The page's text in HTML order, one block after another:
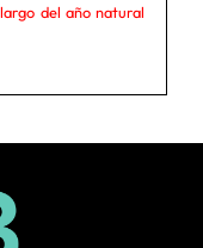
del año natural